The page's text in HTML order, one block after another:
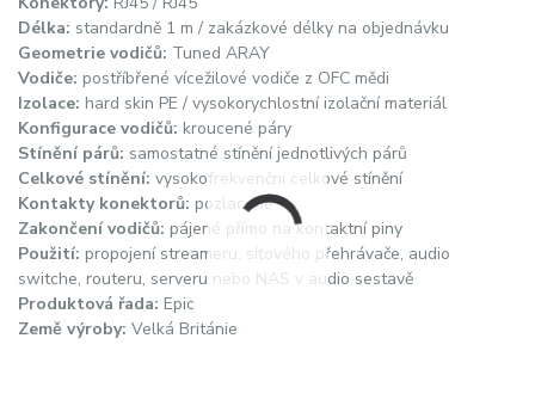
Délka: standardně 1 m / zakázkové délky na objednávku
Geometrie vodičů: Tuned ARAY
Vodiče: postříbřené vícežilové vodiče z OFC mědi
Izolace: hard skin PE / vysokorychlostní izolační materiál
Konfigurace vodičů: kroucené páry
Stínění párů: samostatné stínění jednotlivých párů
Celkové stínění: vysokofrekvenční celkové stínění
Kontakty konektorů: pozlacené
Zakončení vodičů: pájené přímo na kontaktní piny
Použití: propojení streameru, síťového přehrávače, audio
switche, routeru, serveru nebo NAS v audio sestavě
Produktová řada: Epic
Země výroby: Velká Británie